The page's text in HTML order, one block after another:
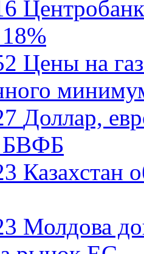
Цены на
Доллар,
БВФБ
Казахстан
Молдова